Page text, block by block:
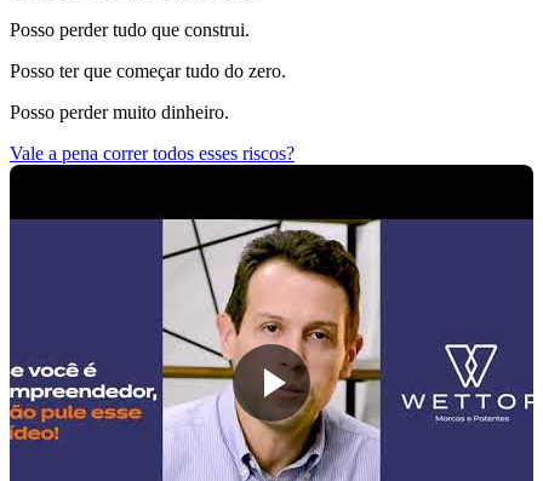
Posso perder tudo que construi.
Posso ter que começar tudo do zero.
Posso perder muito dinheiro.
Vale a pena correr todos esses riscos?